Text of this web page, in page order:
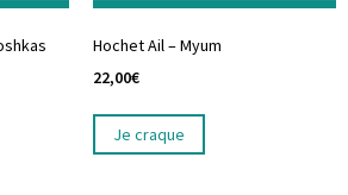
Hochet Ail – Myum
22,00€
Je craque